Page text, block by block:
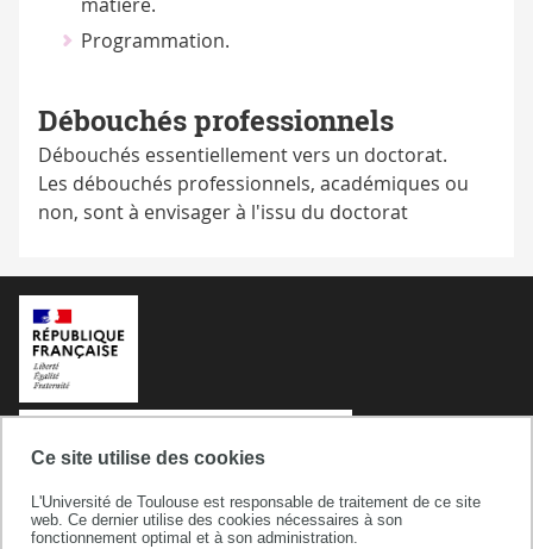
Ce site utilise des cookies
L'Université de Toulouse est responsable de traitement de ce site
web. Ce dernier utilise des cookies nécessaires à son
fonctionnement optimal et à son administration.
Programmation.
Débouchés professionnels
Débouchés essentiellement vers un doctorat.
Les débouchés professionnels, académiques ou
non, sont à envisager à l'issu du doctorat